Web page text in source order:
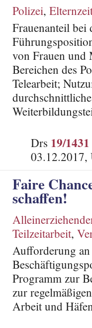
Polizei,
Frauenanteil
von Frauen und
Bereichen des
Telearbeit;
Drs 19/1431
03.12.2017,
Faire
schaffen!
Teilzeitarbeit,
Aufforderung an
Programm zur
zur
Arbeit und